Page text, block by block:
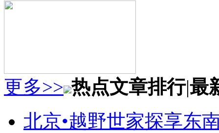
更多>> 热点文章排行|最
北京•越野世家探享东